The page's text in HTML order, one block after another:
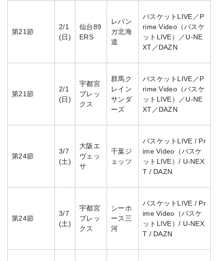
第21節
2/1
(日)
仙台89
ERS
レバン
ガ北海
道
バスケットLIVE／P
rime Video（バスケ
ットLIVE）／U-NE
XT／DAZN
第21節
2/1
(日)
宇都宮
ブレッ
クス
群馬ク
レイン
サンダ
ーズ
バスケットLIVE／P
rime Video（バスケ
ットLIVE）／U-NE
XT／DAZN
第24節
3/7
(土)
大阪エ
ヴェッ
サ
千葉ジ
ェッツ
バスケットLIVE / Pr
ime Video（バスケ
ットLIVE）/ U-NEX
T / DAZN
第24節
3/7
(土)
宇都宮
ブレッ
クス
シーホ
ース三
河
バスケットLIVE / Pr
ime Video（バスケ
ットLIVE）/ U-NEX
T / DAZN